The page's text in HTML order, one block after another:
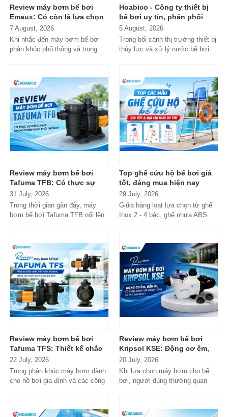
Review máy bơm bể bơi
Emaux: Có còn là lựa chọn
đáng mua?
7 August, 2026
Khi nhắc đến máy bơm bể bơi
phân khúc phổ thông và trung
Hoabico - Công ty thiết bị
bể bơi uy tín, phân phối
chính hãng toàn quốc
5 August, 2026
Trong bối cảnh thị trường thiết bị
thủy lực và xử lý nước bể bơi
Review máy bơm bể bơi
Tafuma TFB: Có thực sự
đáng mua trong phân khúc
phổ thông?
31 July, 2026
Trong thời gian gần đây, máy
bơm bể bơi Tafuma TFB nổi lên
Top ghế cứu hộ bể bơi giá
tốt, đáng mua hiện nay
29 July, 2026
Giữa hàng loạt lựa chọn từ ghế
Inox 2 - 4 bậc, ghế nhựa ABS
Review máy bơm bể bơi
Tafuma TFS: Thiết kế chắc
chắn, vận hành ổn định,
đáng cân nhắc cho hồ bơi
gia đình
22 July, 2026
Trong phân khúc máy bơm dành
cho hồ bơi gia đình và các công
Review máy bơm bể bơi
Kripsol KSE: Động cơ êm,
bền bỉ, có xứng đáng với
danh tiếng từ Tây Ban Nha?
20 July, 2026
Khi lựa chọn máy bơm cho bể
bơi, người dùng thường quan